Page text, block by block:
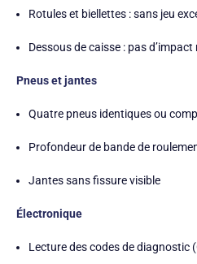
Rotules et biellettes : sans jeu
Dessous de caisse : pas
Pneus et jantes
Quatre pneus identiques ou
Profondeur de bande de
Jantes sans fissure visible
Électronique
Lecture des codes de diagnostic